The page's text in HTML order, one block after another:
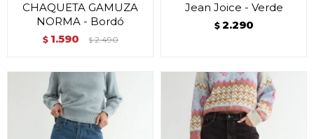
CHAQUETA GAMUZA
NORMA - Bordó
$ 1.590 $ 2.490
Jean Joice - Verde
$ 2.290